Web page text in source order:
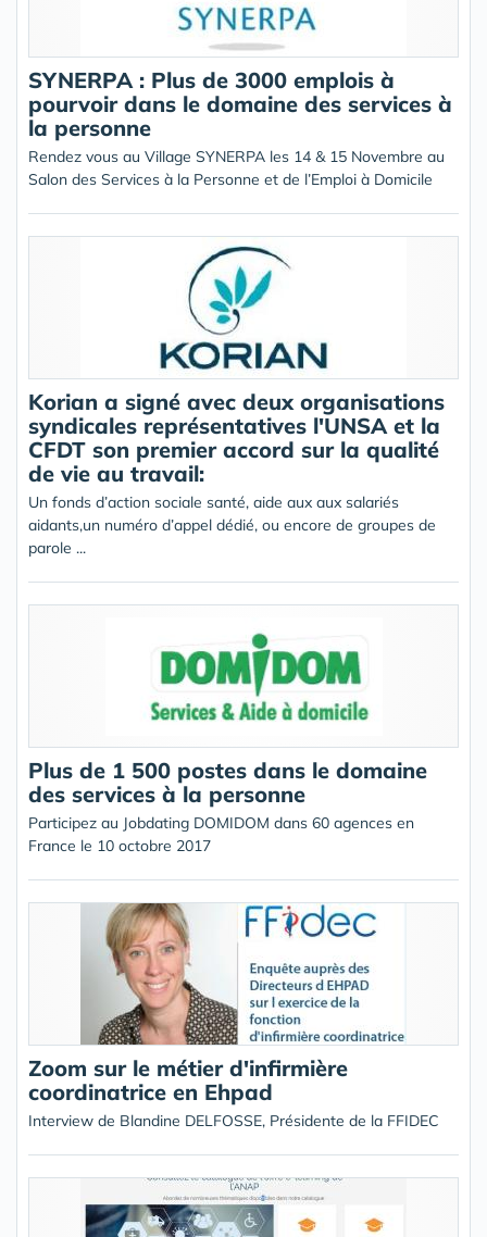
SYNERPA : Plus de 3000 emplois à
pourvoir dans le domaine des services à
la personne
Rendez vous au Village SYNERPA les 14 & 15 Novembre au
Salon des Services à la Personne et de l’Emploi à Domicile
Korian a signé avec deux organisations
syndicales représentatives l'UNSA et la
CFDT son premier accord sur la qualité
de vie au travail:
Un fonds d’action sociale santé, aide aux aux salariés
aidants,un numéro d’appel dédié, ou encore de groupes de
parole ...
Plus de 1 500 postes dans le domaine
des services à la personne
Participez au Jobdating DOMIDOM dans 60 agences en
France le 10 octobre 2017
Zoom sur le métier d'infirmière
coordinatrice en Ehpad
Interview de Blandine DELFOSSE, Présidente de la FFIDEC